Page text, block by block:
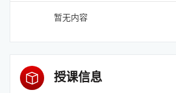
暂无内容
授课信息